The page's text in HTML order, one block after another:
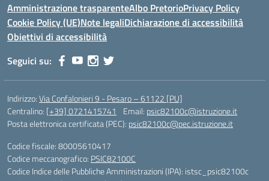
Amministrazione trasparenteAlbo PretorioPrivacy Policy
Cookie Policy (UE)Note legaliDichiarazione di accessibilità
Obiettivi di accessibilità
Seguici su:
Indirizzo:Via Confalonieri 9 - Pesaro – 61122 [PU]
Centralino: [+39] 0721415741 Email: psic82100c@istruzione.it
Posta elettronica certificata (PEC): psic82100c@pec.istruzione.it
Codice fiscale: 80005610417
Codice meccanografico: PSIC82100C
Codice Indice delle Pubbliche Amministrazioni (IPA): istsc_psic82100c